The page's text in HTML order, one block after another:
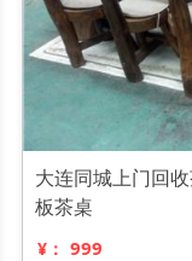
大连同城上门回
板茶桌
¥： 999